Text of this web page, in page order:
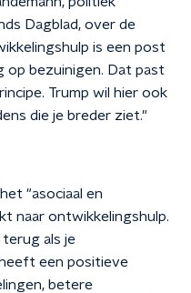
Dagblad, over de
is een post
op bezuinigen. Dat past
Trump wil hier ook
die je breder ziet."
"asociaal en
naar ontwikkelingshulp.
als je
een positieve
betere